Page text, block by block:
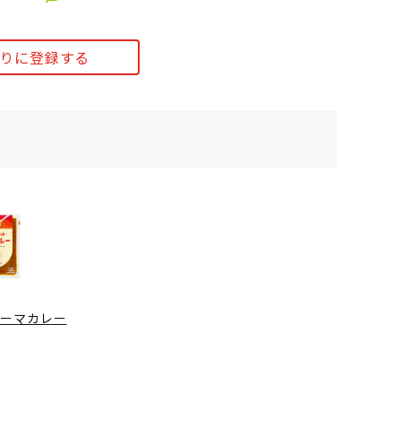
に登録する
マカレー